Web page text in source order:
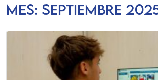
Mes: septiembre